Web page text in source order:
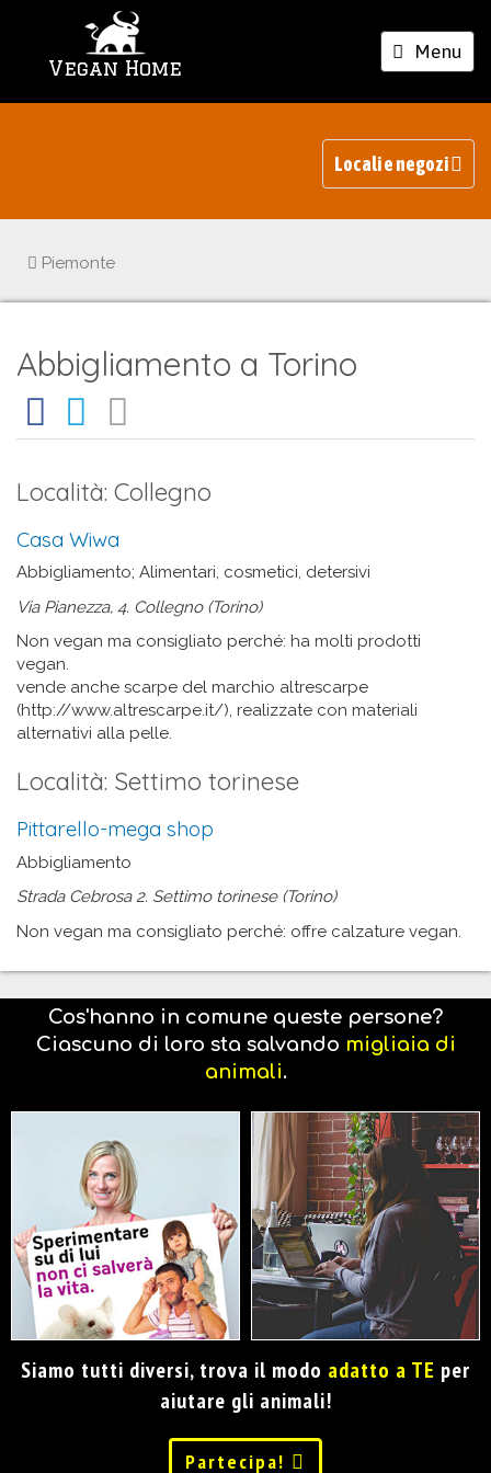
Vegan Home
Toggle
navigation
Menu
Locali e negozi
Piemonte
Abbigliamento a Torino
Località: Collegno
Casa Wiwa
Abbigliamento; Alimentari, cosmetici, detersivi
Via Pianezza, 4. Collegno (Torino)
Non vegan ma consigliato perché: ha molti prodotti
vegan.
vende anche scarpe del marchio altrescarpe
(http://www.altrescarpe.it/), realizzate con materiali
alternativi alla pelle.
Località: Settimo torinese
Pittarello-mega shop
Abbigliamento
Strada Cebrosa 2. Settimo torinese (Torino)
Non vegan ma consigliato perché: offre calzature vegan.
Cos'hanno in comune queste persone?
Ciascuno di loro sta salvando migliaia di
animali.
Siamo tutti diversi, trova il modo adatto a TE per
aiutare gli animali!
Partecipa!